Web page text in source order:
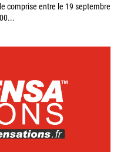
comprise entre le 19 septembre